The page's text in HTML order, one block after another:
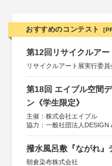
おすすめのコンテスト
第12回リサイクルアー
リサイクルアート展実行委員
第18回 エイブル空間
ン《学生限定》
主催：株式会社エイブル
協力：一般社団法人DESIGN
撥水風呂敷『ながれ』
朝倉染布株式会社